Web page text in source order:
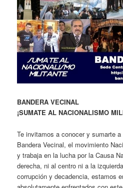
BANDERA VECINAL
¡SUMATE AL NACIONALISMO
Te invitamos a conocer y sumarte
Bandera Vecinal, el movimiento
y trabaja en la lucha por la Causa
derecha, ni al centro ni a la
corrupción y decadencia, estamos